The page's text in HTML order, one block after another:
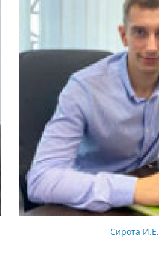
Сирота И.Е.